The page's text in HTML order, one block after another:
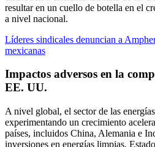
resultar en un cuello de botella en el
a nivel nacional.
Líderes sindicales denuncian a
mexicanas
Impactos adversos en la
EE. UU.
A nivel global, el sector de las
experimentando un crecimiento
países, incluidos China, Alemania e
inversiones en energías limpias,